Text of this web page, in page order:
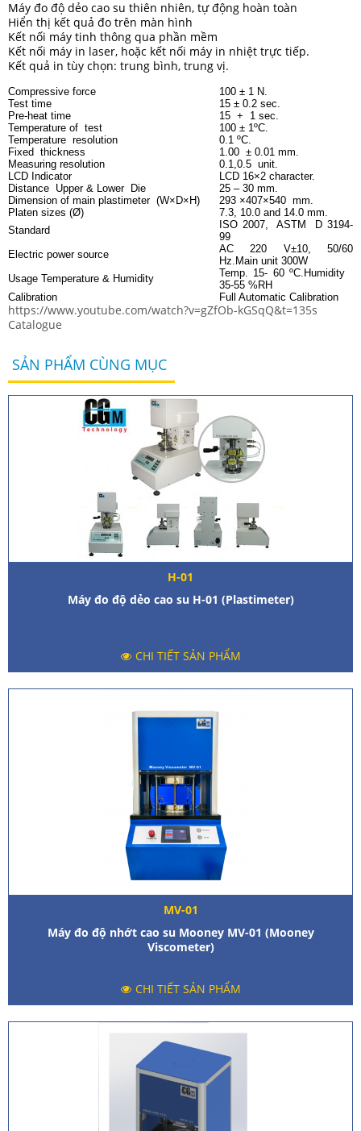
Máy đo độ dẻo cao su thiên nhiên, tự động hoàn toàn
Hiển thị kết quả đo trên màn hình
Kết nối máy tinh thông qua phần mềm
Kết nối máy in laser, hoặc kết nối máy in nhiệt trực tiếp.
Kết quả in tùy chọn: trung bình, trung vị.
Compressive force
100 ± 1 N.
Test time
15 ± 0.2 sec.
Pre-heat time
15 + 1 sec.
Temperature of test
100 ± 1ºC.
Temperature resolution
0.1 ºC.
Fixed thickness
1.00 ± 0.01 mm.
Measuring resolution
0.1,0.5 unit.
LCD Indicator
LCD 16×2 character.
Distance Upper & Lower Die
25 – 30 mm.
Dimension of main plastimeter (W×D×H)
293 ×407×540 mm.
Platen sizes (Ø)
7.3, 10.0 and 14.0 mm.
Standard
ISO 2007, ASTM D 3194-
99
Electric power source
AC 220 V±10, 50/60
Hz.Main unit 300W
Usage Temperature & Humidity
Temp. 15- 60 ºC.Humidity
35-55 %RH
Calibration
Full Automatic Calibration
https://www.youtube.com/watch?v=gZfOb-kGSqQ&t=135s
Catalogue
SẢN PHẨM CÙNG MỤC
H-01
Máy đo độ dẻo cao su H-01 (Plastimeter)
CHI TIẾT SẢN PHẨM
MV-01
Máy đo độ nhớt cao su Mooney MV-01 (Mooney
Viscometer)
CHI TIẾT SẢN PHẨM